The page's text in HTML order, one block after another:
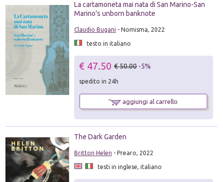
La cartamoneta mai nata di San Marino-San
Marino's unborn banknote
Claudio Bugani - Nomisma, 2022
testo in italiano
€ 47.50 € 50.00 -5%
spedito in 24h
aggiungi al carrello
The Dark Garden
Britton Helen - Prearo, 2022
testi in inglese, italiano